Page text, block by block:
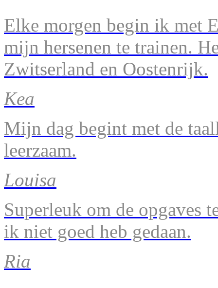
Elke morgen begin ik met
mijn hersenen te trainen.
Zwitserland en Oostenrijk.
Kea
Mijn dag begint met de
leerzaam.
Louisa
Superleuk om de opgaves
ik niet goed heb gedaan.
Ria